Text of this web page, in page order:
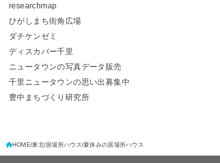
researchmap
ひがしまち街角広場
ダチケンゼミ
ディスカバー千里
ニュータウンの写真データ販売
千里ニュータウンの思い出募集中
豊中まちづくり研究所
HOME 東北 居場所ハウス 夏休みの居場所ハウス